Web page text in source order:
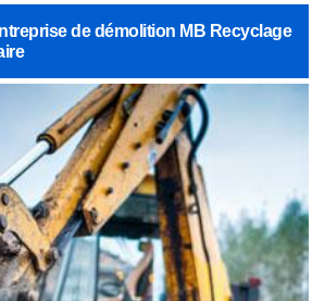
de démolition MB Recyclage